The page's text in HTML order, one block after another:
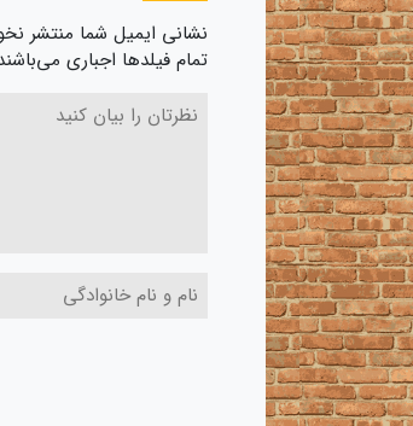
نشانی ایمیل شما منتشر
تمام فیلدها اجباری